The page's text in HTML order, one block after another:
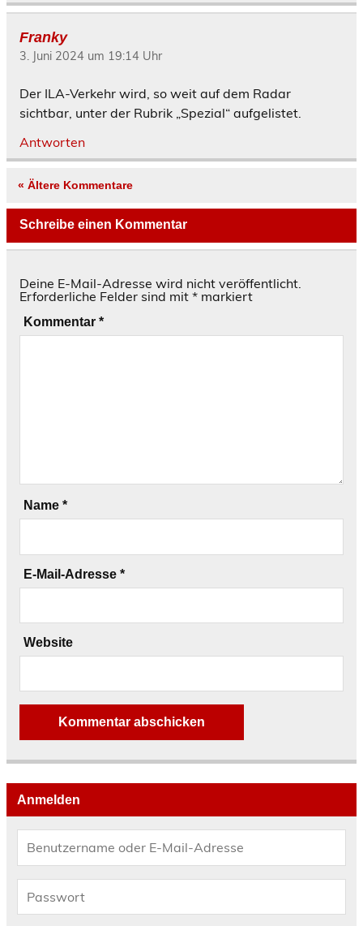
Franky
3. Juni 2024 um 19:14 Uhr
Der ILA-Verkehr wird, so weit auf dem Radar
sichtbar, unter der Rubrik „Spezial“ aufgelistet.
Antworten
« Ältere Kommentare
Schreibe einen Kommentar
Deine E-Mail-Adresse wird nicht veröffentlicht.
Erforderliche Felder sind mit * markiert
Kommentar *
Name *
E-Mail-Adresse *
Website
Anmelden